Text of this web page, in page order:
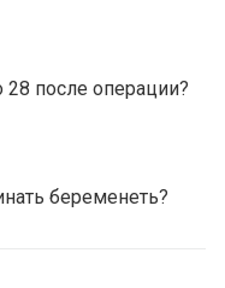
после операции?
беременеть?